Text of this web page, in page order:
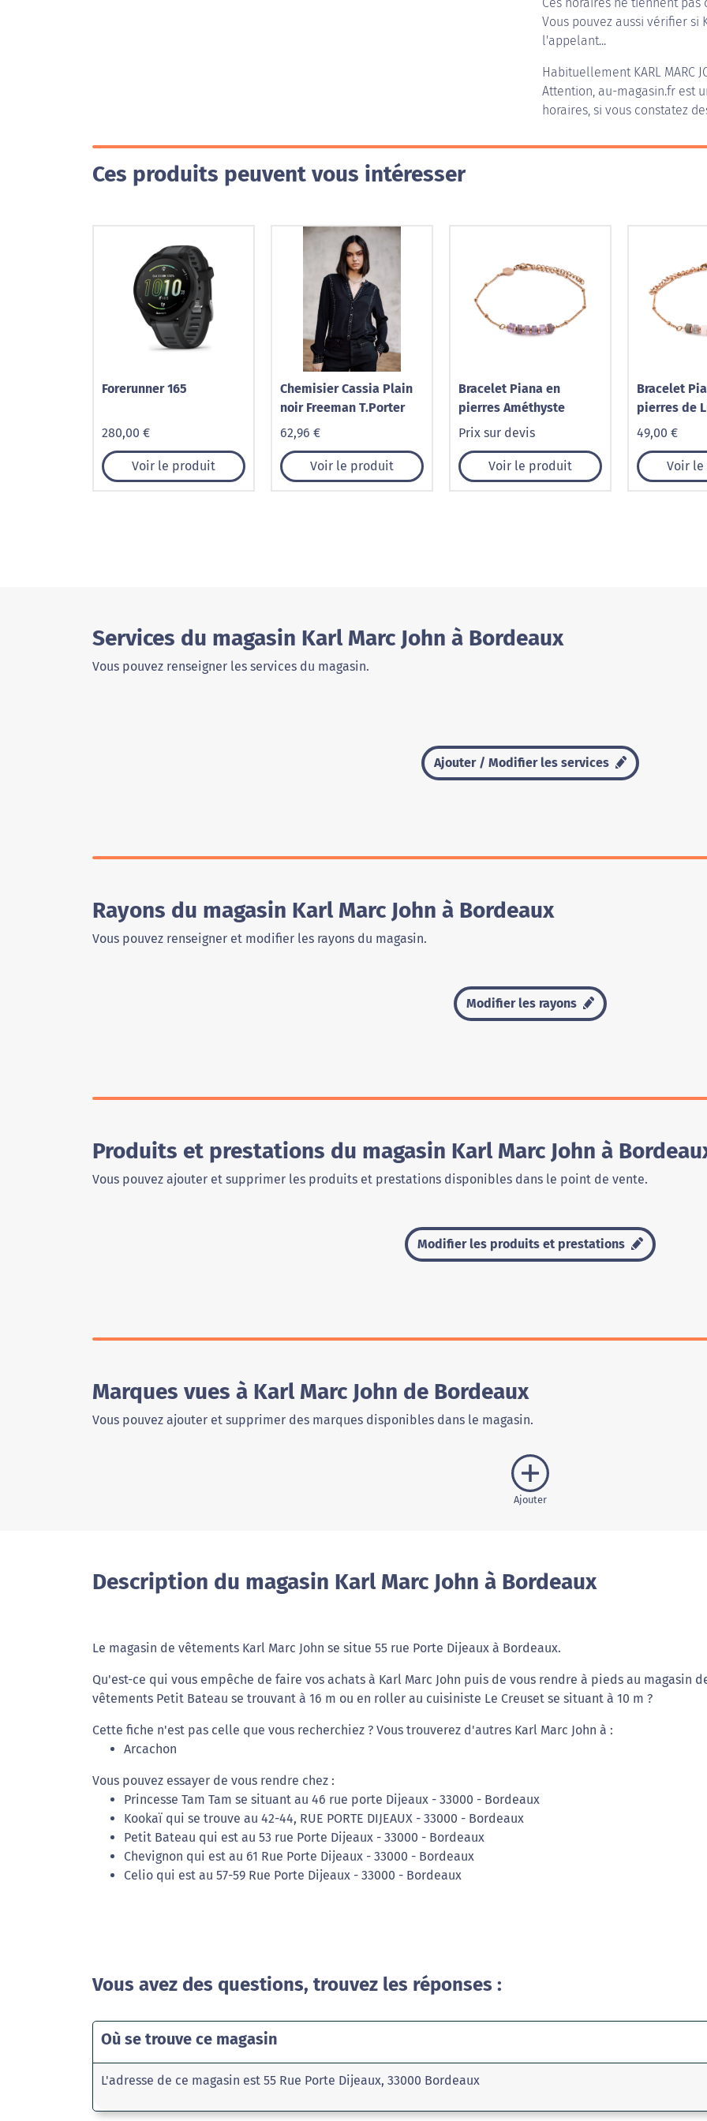
Vous pouvez aussi vérifier si
l'appelant...
Habituellement KARL MARC
Attention, au-magasin.fr est
horaires, si vous constatez
Ces produits peuvent vous intéresser
Forerunner 165
280,00 €
Voir le produit
Chemisier Cassia Plain
noir Freeman T.Porter
62,96 €
Voir le produit
Bracelet Piana en
pierres Améthyste
Prix sur devis
Voir le produit
Bracelet
pierres de
49,00 €
Voir
Services du magasin Karl Marc John à Bordeaux
Vous pouvez renseigner les services du magasin.
Ajouter / Modifier les services
Rayons du magasin Karl Marc John à Bordeaux
Vous pouvez renseigner et modifier les rayons du magasin.
Modifier les rayons
Produits et prestations du magasin Karl Marc John à
Vous pouvez ajouter et supprimer les produits et prestations disponibles dans le point de vente.
Modifier les produits et prestations
Marques vues à Karl Marc John de Bordeaux
Vous pouvez ajouter et supprimer des marques disponibles dans le magasin.
Ajouter
Description du magasin Karl Marc John à Bordeaux
Le magasin de vêtements Karl Marc John se situe 55 rue Porte Dijeaux à Bordeaux.
Qu'est-ce qui vous empêche de faire vos achats à Karl Marc John puis de vous rendre à pieds au magasin
vêtements Petit Bateau se trouvant à 16 m ou en roller au cuisiniste Le Creuset se situant à 10 m ?
Cette fiche n'est pas celle que vous recherchiez ? Vous trouverez d'autres Karl Marc John à :
Arcachon
Vous pouvez essayer de vous rendre chez :
Princesse Tam Tam se situant au 46 rue porte Dijeaux - 33000 - Bordeaux
Kookaï qui se trouve au 42-44, RUE PORTE DIJEAUX - 33000 - Bordeaux
Petit Bateau qui est au 53 rue Porte Dijeaux - 33000 - Bordeaux
Chevignon qui est au 61 Rue Porte Dijeaux - 33000 - Bordeaux
Celio qui est au 57-59 Rue Porte Dijeaux - 33000 - Bordeaux
Vous avez des questions, trouvez les réponses :
Où se trouve ce magasin
L'adresse de ce magasin est 55 Rue Porte Dijeaux, 33000 Bordeaux